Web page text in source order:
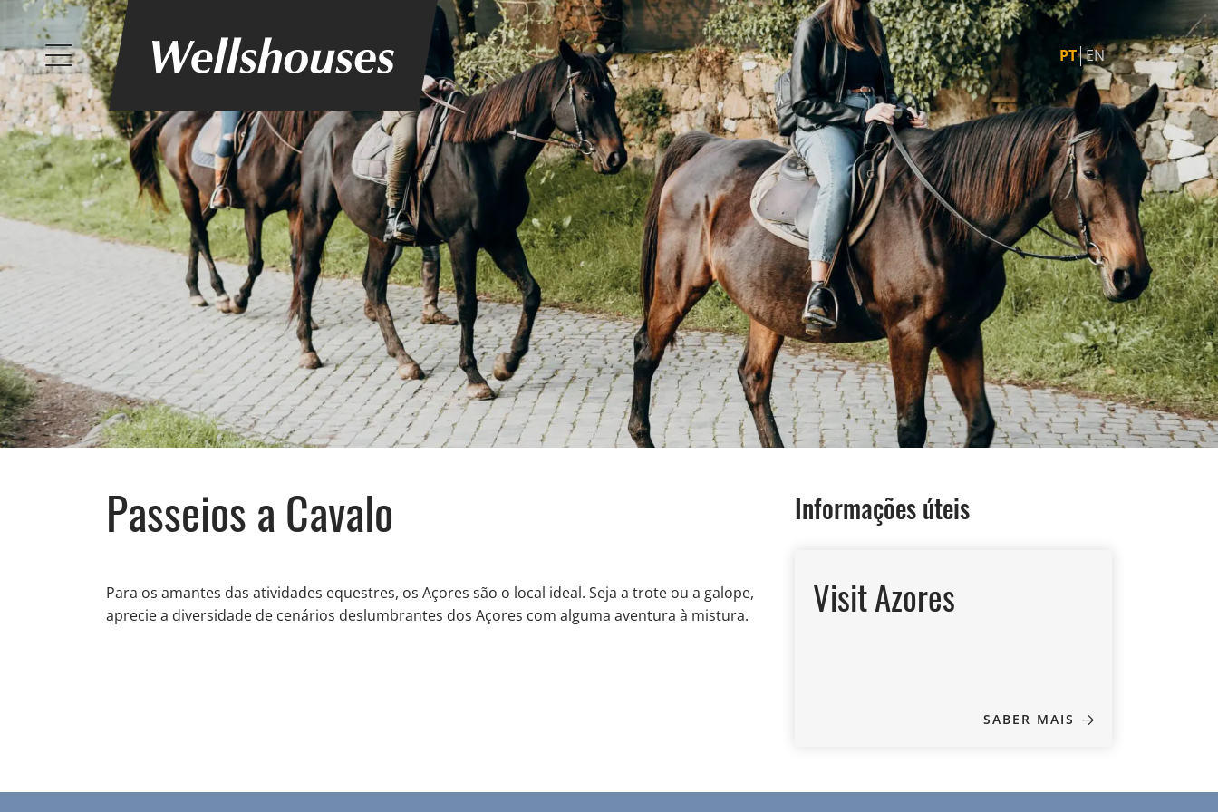
PT EN
Passeios a Cavalo
Para os amantes das atividades equestres, os Açores são o local ideal. Seja a trote ou a galope,
aprecie a diversidade de cenários deslumbrantes dos Açores com alguma aventura à mistura.
Informações úteis
Visit Azores
SABER MAIS